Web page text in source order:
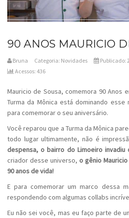
90 ANOS MAURICIO
Bruna Categoria: Novidades
Publicado:
Acessos: 436
Mauricio de Sousa, comemora 90 Anos
Turma da Mônica está dominando
para comemorar o seu aniversário.
Você reparou que a Turma da Mônica
todo lugar ultimamente, não é
despensa, o bairro do Limoeiro invadiu
criador desse universo, o gênio
90 anos de vida!
E para comemorar um marco dessa
respondendo com algumas collabs
Eu não sei você, mas eu faço parte de